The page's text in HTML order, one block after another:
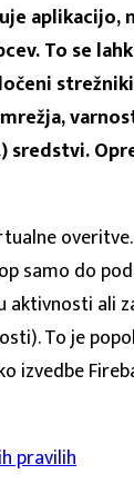
aplikacijo,
To se
samo do
aktivnosti ali
To je
izvedbe
pravilih